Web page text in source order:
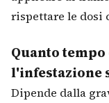
rispettare le dosi
Quanto
l'infestazione
Dipende dalla